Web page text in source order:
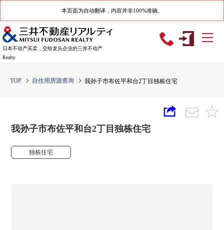
本页面为自动翻译，内容并非100%准确。
日本不动产买卖，交给龙头企业的三井不动产
Realty
TOP 自住用房源查询 我孙子市布佐平和台2丁目独栋住宅
我孙子市布佐平和台2丁目独栋住宅
独栋住宅